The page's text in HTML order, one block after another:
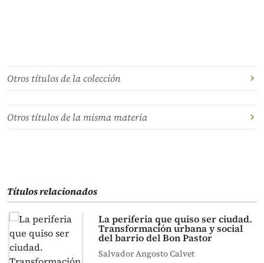
Otros títulos de la colección
Otros títulos de la misma materia
Títulos relacionados
La periferia que quiso ser ciudad.
Transformación urbana y social
del barrio del Bon Pastor
Salvador Angosto Calvet